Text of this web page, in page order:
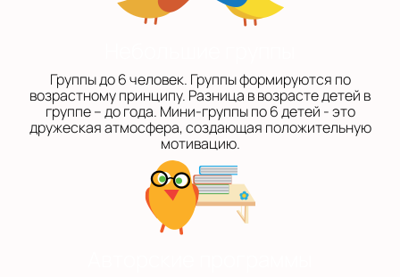
Группы до 6 человек. Группы формируются по
возрастному принципу. Разница в возрасте детей в
группе – до года. Мини-группы по 6 детей - это
дружеская атмосфера, создающая положительную
мотивацию.